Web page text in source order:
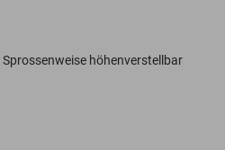
Sprossenweise höhenverstellbar